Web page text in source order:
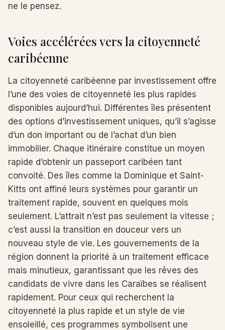
ne le pensez.
Voies accélérées vers la citoyenneté
caribéenne
La citoyenneté caribéenne par investissement offre
l’une des voies de citoyenneté les plus rapides
disponibles aujourd’hui. Différentes îles présentent
des options d’investissement uniques, qu’il s’agisse
d’un don important ou de l’achat d’un bien
immobilier. Chaque itinéraire constitue un moyen
rapide d’obtenir un passeport caribéen tant
convoité. Des îles comme la Dominique et Saint-
Kitts ont affiné leurs systèmes pour garantir un
traitement rapide, souvent en quelques mois
seulement. L’attrait n’est pas seulement la vitesse ;
c’est aussi la transition en douceur vers un
nouveau style de vie. Les gouvernements de la
région donnent la priorité à un traitement efficace
mais minutieux, garantissant que les rêves des
candidats de vivre dans les Caraïbes se réalisent
rapidement. Pour ceux qui recherchent la
citoyenneté la plus rapide et un style de vie
ensoleillé, ces programmes symbolisent une